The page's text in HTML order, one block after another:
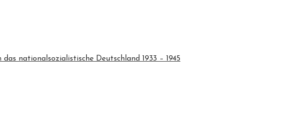
nationalsozialistische Deutschland 1933 – 1945